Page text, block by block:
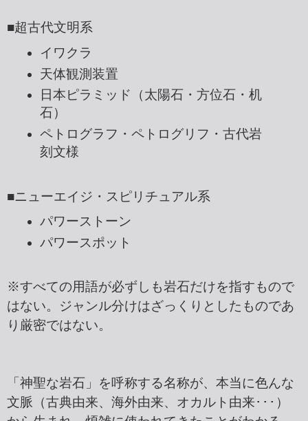
■超古代文明系
イワクラ
天体観測装置
日本ピラミッド（太陽石・方位石・机
石）
ペトログラフ・ペトログリフ・古代岩
刻文様
■ニューエイジ・スピリチュアル系
パワーストーン
パワースポット
※すべての用語が必ずしも岩石だけを指すもので
はない。ジャンル分けはざっくりとしたものであ
り厳密ではない。
「神聖な岩石」を呼称する名称が、本当に色んな
文脈（古典由来、海外由来、オカルト由来･･･）